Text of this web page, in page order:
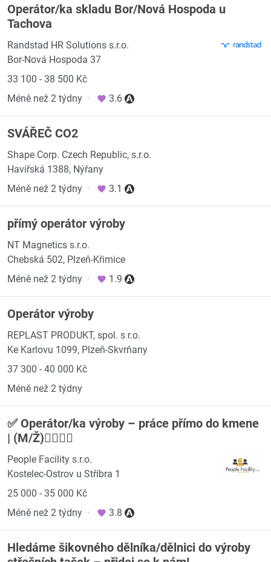
Operátor/ka skladu Bor/Nová Hospoda u
Tachova
Randstad HR Solutions s.r.o.
Bor-Nová Hospoda 37
33 100 - 38 500 Kč
Méně než 2 týdny · 3.6
SVÁŘEČ CO2
Shape Corp. Czech Republic, s.r.o.
Havířská 1388, Nýřany
Méně než 2 týdny · 3.1
přímý operátor výroby
NT Magnetics s.r.o.
Chebská 502, Plzeň-Křimice
Méně než 2 týdny · 1.9
Operátor výroby
REPLAST PRODUKT, spol. s r.o.
Ke Karlovu 1099, Plzeň-Skvrňany
37 300 - 40 000 Kč
Méně než 2 týdny
✅ Operátor/ka výroby – práce přímo do kmene
| (M/Ž)👷‍♂️👷‍♀️
People Facility s.r.o.
Kostelec-Ostrov u Stříbra 1
25 000 - 35 000 Kč
Méně než 2 týdny · 3.8
Hledáme šikovného dělníka/dělnici do výroby